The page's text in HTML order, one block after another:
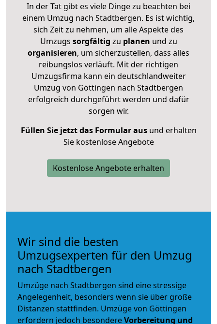
In der Tat gibt es viele Dinge zu beachten bei
einem Umzug nach Stadtbergen. Es ist wichtig,
sich Zeit zu nehmen, um alle Aspekte des
Umzugs sorgfältig zu planen und zu
organisieren, um sicherzustellen, dass alles
reibungslos verläuft. Mit der richtigen
Umzugsfirma kann ein deutschlandweiter
Umzug von Göttingen nach Stadtbergen
erfolgreich durchgeführt werden und dafür
sorgen wir.
Füllen Sie jetzt das Formular ausund erhalten
Sie kostenlose Angebote
Kostenlose Angebote erhalten
Wir sind die besten
Umzugsexperten für den Umzug
nach Stadtbergen
Umzüge nach Stadtbergen sind eine stressige
Angelegenheit, besonders wenn sie über große
Distanzen stattfinden. Umzüge von Göttingen
erfordern jedoch besondereVorbereitung und